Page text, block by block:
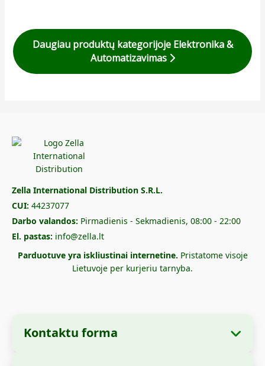
Daugiau produktų kategorijoje Elektronika &
Automatizavimas
Zella International Distribution S.R.L.
CUI: 44237077
Darbo valandos: Pirmadienis - Sekmadienis, 08:00 - 22:00
El. pastas: info@zella.lt
Parduotuve yra iskliustinai internetine. Pristatome visoje
Lietuvoje per kurjeriu tarnyba.
Kontaktu forma